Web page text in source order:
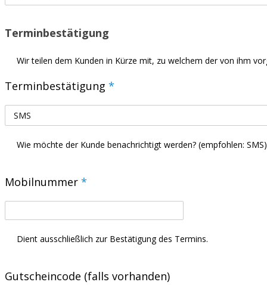
Terminbestätigung
Wir teilen dem Kunden in Kürze mit, zu welchem der von ihm
Terminbestätigung *
Wie möchte der Kunde benachrichtigt werden? (empfohlen: SMS)
Mobilnummer *
Dient ausschließlich zur Bestätigung des Termins.
Gutscheincode (falls vorhanden)